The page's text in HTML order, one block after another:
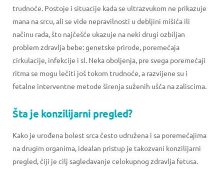
trudnoće. Postoje i situacije kada se ultrazvukom ne prikazuje
mana na srcu, ali se vide nepravilnosti u debljini mišića ili
načinu rada, što najčešće ukazuje na neki drugi ozbiljan
problem zdravlja bebe: genetske prirode, poremećaja
cirkulacije, infekcije i sl. Neka oboljenja, pre svega poremećaji
ritma se mogu lečiti još tokom trudnoće, a razvijene su i
fetalne interventne metode širenja suženih ušća na zaliscima.
Šta je konzilijarni pregled?
Kako je urođena bolest srca često udružena i sa poremećajima
na drugim organima, idealan pristup je takozvani konzilijarni
pregled, čiji je cilj sagledavanje celokupnog zdravlja fetusa.